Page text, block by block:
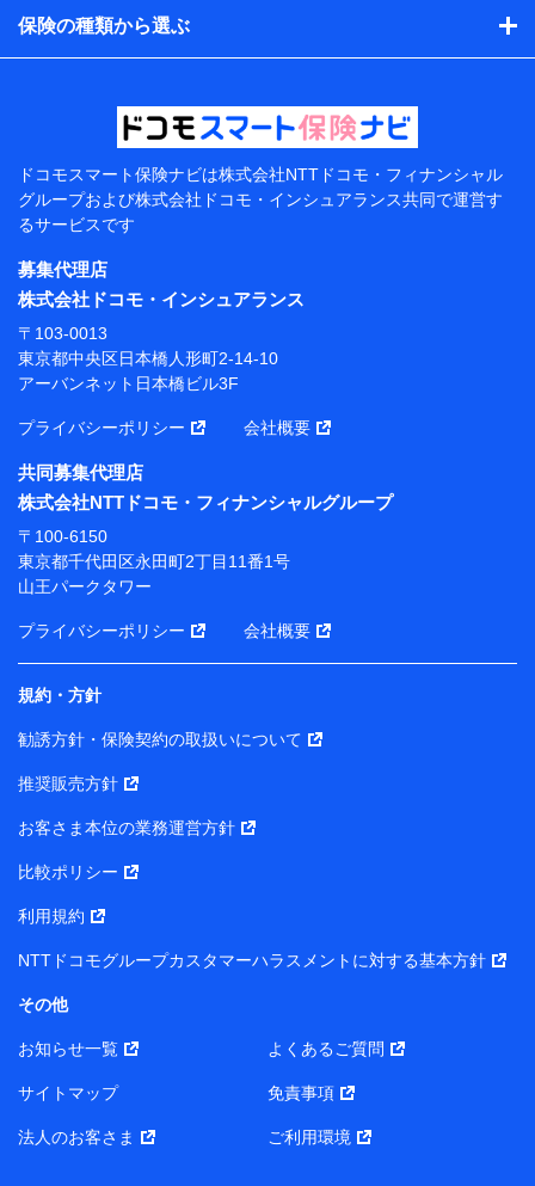
アンケートやキャンペーン等の実施のため
上記に係る案内・手続き・管理等付帯業務を行うため
当該個人データを取り扱う各共同利用者（詳細は次のと
東京都千代田区永田町2丁目11番1号 山王パークタワー
株式会社NTTドコモ 代表取締役社長 前田 義晃
東京都中央区日本橋人形町2-14-10 アーバンネット日
本橋ビル 3F
長 吉村 忠義
※ 当社および株式会社NTTドコモは、お客さまの情報
ソナルデータ憲章」に定める行動原則を順守します 。
※ パーソナルデータダッシュボードの「第三者提供の
管理」の設定状態にかかわらず、共同利用する場合があ
ります。
※ dポイントクラブ会員ではないお客さま（2019年12
月11日以降、一度もdポイントクラブ会員であったこと
がないお客さまに限る）に関する、2019年12月10日以
前に取得した個人データは、こちら の利用目的の範囲内
当社は株式会社NTTドコモ・フィナンシャルグループ
との間で、以下のとおり個人データを共同利用しま
す。
【共同して利用される利用データの項目】
当社または株式会社NTTドコモ・フィナンシャルグルー
の個人データ
基本情報
性、連絡先、dポイントサービスのご利用に関する情報。例
所、dポイント残高、dポイント利用履歴などが含まれます。
当社または株式会社NTTドコモ・フィナンシャルグループが
報。例として、当社または株式会社NTTドコモ・フィナンシ
履歴インターネット利用時の行動に関する情報、アプリケー
保険の種類から選ぶ
ドコモスマート保険ナビは株式会社NTTドコモ・フィナンシャル
グループおよび株式会社ドコモ・インシュアランス共同で運営す
るサービスです
募集代理店
株式会社ドコモ・インシュアランス
〒103-0013
東京都中央区日本橋人形町2-14-10
アーバンネット日本橋ビル3F
プライバシーポリシー 会社概要
共同募集代理店
株式会社NTTドコモ・フィナンシャルグループ
〒100-6150
東京都千代田区永田町2丁目11番1号
山王パークタワー
プライバシーポリシー 会社概要
規約・方針
勧誘方針・保険契約の取扱いについて
推奨販売方針
お客さま本位の業務運営方針
比較ポリシー
利用規約
NTTドコモグループカスタマーハラスメントに対する基本方針
その他
お知らせ一覧 よくあるご質問
サイトマップ 免責事項
法人のお客さま ご利用環境